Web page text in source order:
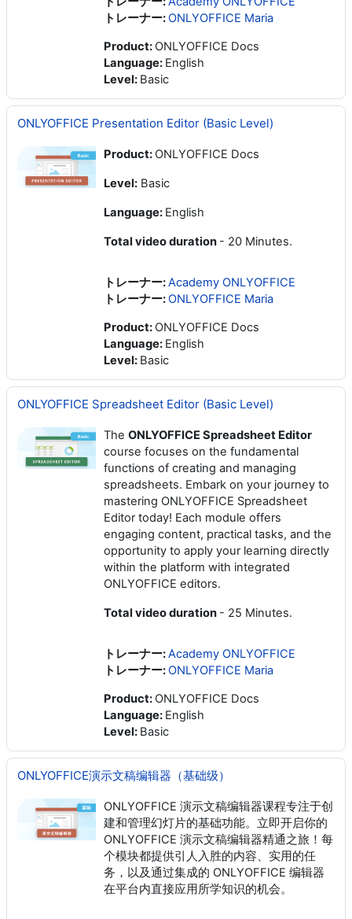
トレーナー:ONLYOFFICE Maria
Product: ONLYOFFICE Docs
Language: English
Level: Basic
ONLYOFFICE Presentation Editor (Basic Level)
Product: ONLYOFFICE Docs
Level: Basic
Language: English
Total video duration - 20 Minutes.
トレーナー:Academy ONLYOFFICE
トレーナー:ONLYOFFICE Maria
Product: ONLYOFFICE Docs
Language: English
Level: Basic
ONLYOFFICE Spreadsheet Editor (Basic Level)
The ONLYOFFICE Spreadsheet Editor
course focuses on the fundamental
functions of creating and managing
spreadsheets. Embark on your journey to
mastering ONLYOFFICE Spreadsheet
Editor today! Each module offers
engaging content, practical tasks, and the
opportunity to apply your learning directly
within the platform with integrated
ONLYOFFICE editors.
Total video duration - 25 Minutes.
トレーナー:Academy ONLYOFFICE
トレーナー:ONLYOFFICE Maria
Product: ONLYOFFICE Docs
Language: English
Level: Basic
ONLYOFFICE演示文稿编辑器（基础级）
ONLYOFFICE 演示文稿编辑器课程专注于创
建和管理幻灯片的基础功能。立即开启你的
ONLYOFFICE 演示文稿编辑器精通之旅！每
个模块都提供引人入胜的内容、实用的任
务，以及通过集成的 ONLYOFFICE 编辑器
在平台内直接应用所学知识的机会。